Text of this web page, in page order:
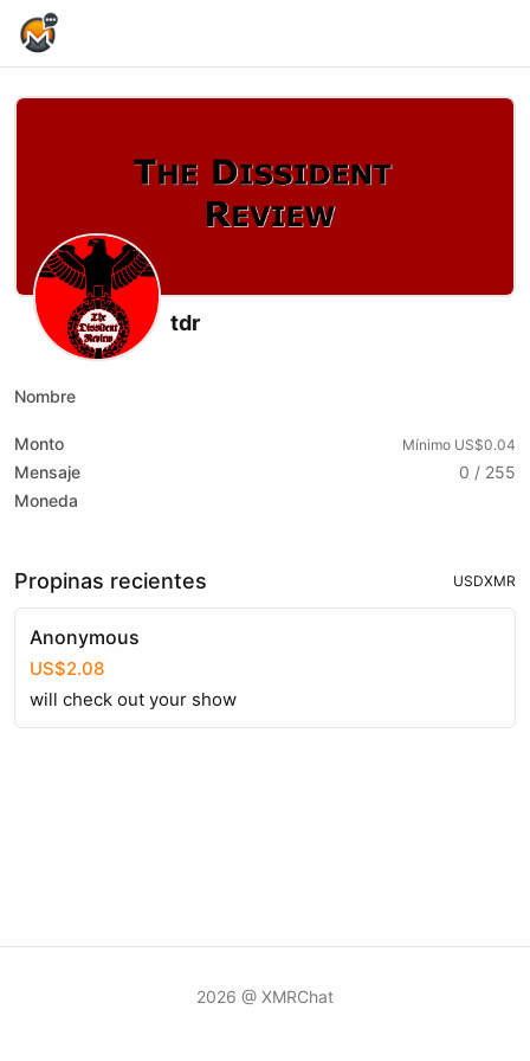
tdr
Nombre
Monto Mínimo US$0.04
Mensaje
0 / 255
Moneda
Propinas recientes USDXMR
Anonymous
US$2.08
will check out your show
2026 @ XMRChat